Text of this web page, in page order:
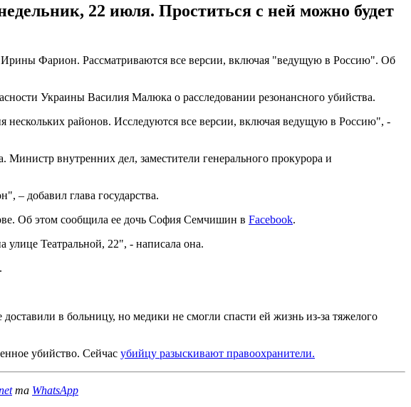
22 июля. Проститься с ней можно будет
Ирины Фарион. Рассматриваются все версии, включая "ведущую в Россию". Об
Украины Василия Малюка о расследовании резонансного убийства.
нескольких районов. Исследуются все версии, включая ведущую в Россию", -
внутренних дел, заместители генерального прокурора и
– добавил глава государства.
Об этом сообщила ее дочь София Семчишин в Facebook.
Театральной, 22", - написала она.
в больницу, но медики не смогли спасти ей жизнь из-за тяжелого
убийство. Сейчас убийцу разыскивают правоохранители.
та WhatsApp